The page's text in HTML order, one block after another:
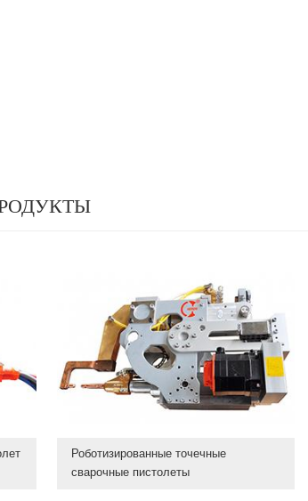
Роботизированные точечные
сварочные пистолеты